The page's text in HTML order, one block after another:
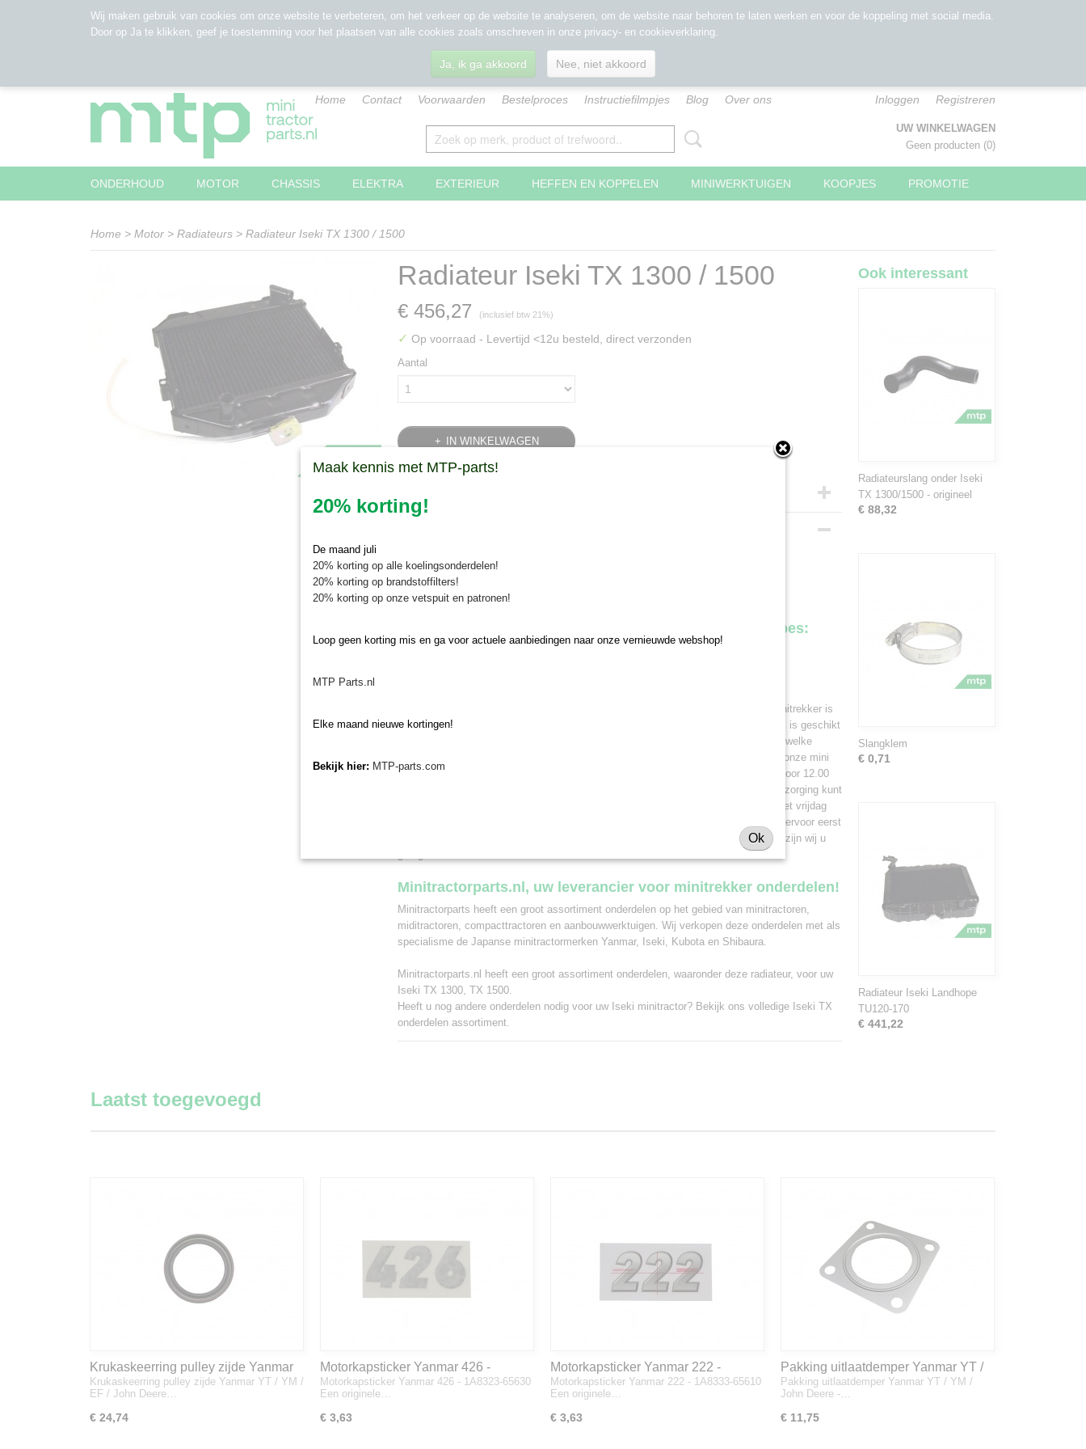
Home Contact Voorwaarden Bestelproces Instructiefilmpjes Blog Over ons Inloggen Registreren
UW WINKELWAGEN
Geen producten (0)
ONDERHOUD MOTOR CHASSIS ELEKTRA EXTERIEUR HEFFEN EN KOPPELEN MINIWERKTUIGEN KOOPJES PROMOTIE
Home > Motor > Radiateurs > Radiateur Iseki TX 1300 / 1500
Radiateur Iseki TX 1300 / 1500
€ 456,27 (inclusief btw 21%)
✓ Op voorraad - Levertijd <12u besteld, direct verzonden
Aantal
IN WINKELWAGEN
Bruto gewicht
Radiateur Iseki TX 1300 / 1500
De radiateur Iseki TX1300 / 1500 koopt u veilig en snel online bij Minitractorparts.
Onze radiateur Iseki TX is geschikt voor de volgende types:
Wanneer u deze radiateur Iseki TX 1300 / 1500 gaat vervangen op uw Iseki TX minitrekker is
van belang om het typenummer van uw tractor te vergelijken. De radiateur Iseki TX is geschikt
voor meerdere Iseki mini tractoren. Bij Minitractorparts kunnen wij u ook adviseren welke
radiateur het beste geschikt is voor uw minitrekker. Neem hiervoor contact op met onze mini
tractor specialisten. Wanneer u een radiateur Iseki TX 1300 / 1500 bij ons bestelt voor 12.00
uur, en deze is op voorraad, wordt hij dezelfde dag nog verzonden. Naast pakketbezorging kunt
u ook uw bestelling in ons magazijn in Olst afhalen. Wij zijn van maandag tot en met vrijdag
geopend voor afhalen van minitractor onderdelen van 8.30 tot 16.30 uur. Maakt u hiervoor eerst
een afspraak via whatsapp 0630381824 of per e-mail info@minitractorparts.nl, dan zijn wij u
Minitractorparts.nl, uw leverancier voor minitrekker onderdelen!
Minitractorparts heeft een groot assortiment onderdelen op het gebied van minitractoren,
miditractoren, compacttractoren en aanbouwwerktuigen. Wij verkopen deze onderdelen met als
specialisme de Japanse minitractormerken Yanmar, Iseki, Kubota en Shibaura.
Minitractorparts.nl heeft een groot assortiment onderdelen, waaronder deze radiateur, voor uw
Iseki TX 1300, TX 1500.
Heeft u nog andere onderdelen nodig voor uw Iseki minitractor? Bekijk ons volledige Iseki TX
onderdelen assortiment.
Ook interessant
Radiateurslang onder Iseki
TX 1300/1500 - origineel
€ 88,32
Slangklem
€ 0,71
Radiateur Iseki Landhope
TU120-170
€ 441,22
Laatst toegevoegd
Krukaskeerring pulley zijde Yanmar
YT / YM / EF / John Deere - 119934-
01800
Krukaskeerring pulley zijde Yanmar YT / YM /
EF / John Deere…
€ 24,74
Motorkapsticker Yanmar 426 -
1A8323-65630
Motorkapsticker Yanmar 426 - 1A8323-65630
Een originele…
€ 3,63
Motorkapsticker Yanmar 222 -
1A8333-65610
Motorkapsticker Yanmar 222 - 1A8333-65610
Een originele…
€ 3,63
Pakking uitlaatdemper Yanmar YT /
YM / John Deere - 128300-13230
Pakking uitlaatdemper Yanmar YT / YM /
John Deere -…
€ 11,75
Wij maken gebruik van cookies om onze website te verbeteren, om het verkeer op de website te analyseren, om de website naar behoren te laten werken en voor de koppeling met social media.
Door op Ja te klikken, geef je toestemming voor het plaatsen van alle cookies zoals omschreven in onze privacy- en cookieverklaring.
Ja, ik ga akkoord Nee, niet akkoord
Maak kennis met MTP-parts!
20% korting!
De maand juli
20% korting op alle koelingsonderdelen!
20% korting op brandstoffilters!
20% korting op onze vetspuit en patronen!
Loop geen korting mis en ga voor actuele aanbiedingen naar onze vernieuwde webshop!
MTP Parts.nl
Elke maand nieuwe kortingen!
Bekijk hier: MTP-parts.com
Ok